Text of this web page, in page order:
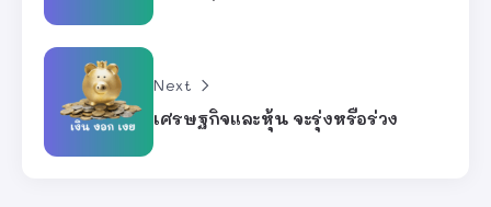
Next
เศรษฐกิจและหุ้น จะรุ่งหรือร่วง